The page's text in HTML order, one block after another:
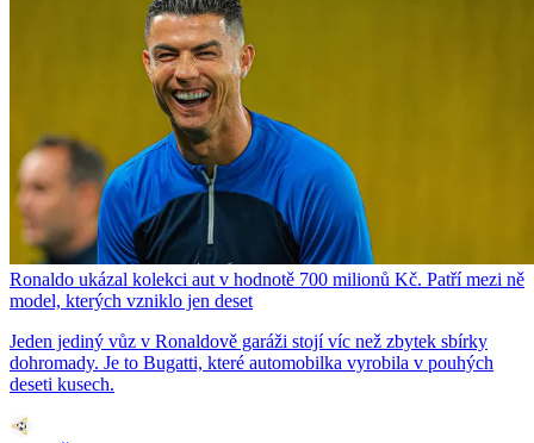
Ronaldo ukázal kolekci aut v hodnotě 700 milionů Kč. Patří mezi ně
model, kterých vzniklo jen deset
Jeden jediný vůz v Ronaldově garáži stojí víc než zbytek sbírky
dohromady. Je to Bugatti, které automobilka vyrobila v pouhých
deseti kusech.